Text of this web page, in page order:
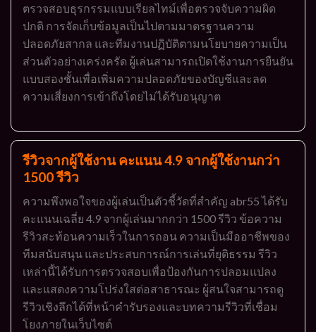
ตรวจสอบธุรกรรมแบบเรียลไทม์เพื่อตรวจจับความผิด
ปกติ การจัดเก็บข้อมูลเป็นไปตามมาตรฐานความ
ปลอดภัยสากล และทีมงานปฏิบัติตามนโยบายความเป็น
ส่วนตัวอย่างเคร่งครัด ผู้เล่นสามารถเปิดใช้งานการยืนยัน
แบบสองชั้นเพื่อเพิ่มความปลอดภัยของบัญชีและลด
ความเสี่ยงการเข้าถึงโดยไม่ได้รับอนุญาต
รีวิวจากผู้ใช้งาน คะแนน 4.9 จากผู้ใช้งานกว่า
1500 รีวิว
ความพึงพอใจของผู้เล่นเป็นตัวชี้วัดที่สำคัญ abr55 ได้รับ
คะแนนเฉลี่ย 4.9 จากผู้เล่นมากกว่า 1500 รีวิว ข้อความ
รีวิวสะท้อนความเร็วในการถอน ความเป็นมืออาชีพของ
ทีมสนับสนุน และประสบการณ์การเล่นที่ยุติธรรม รีวิว
เหล่านี้ได้รับการตรวจสอบเพื่อป้องกันการปลอมแปลง
และแสดงความโปร่งใสต่อสาธารณะ ผู้สนใจสามารถดู
รีวิวเชิงลึกได้ที่หน้าคำรับรองและบทความรีวิวที่เชื่อม
โยงภายในเว็บไซต์